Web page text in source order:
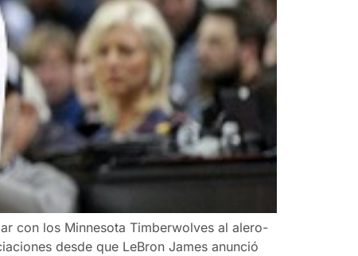
con los Minnesota Timberwolves al alero-
desde que LeBron James anunció